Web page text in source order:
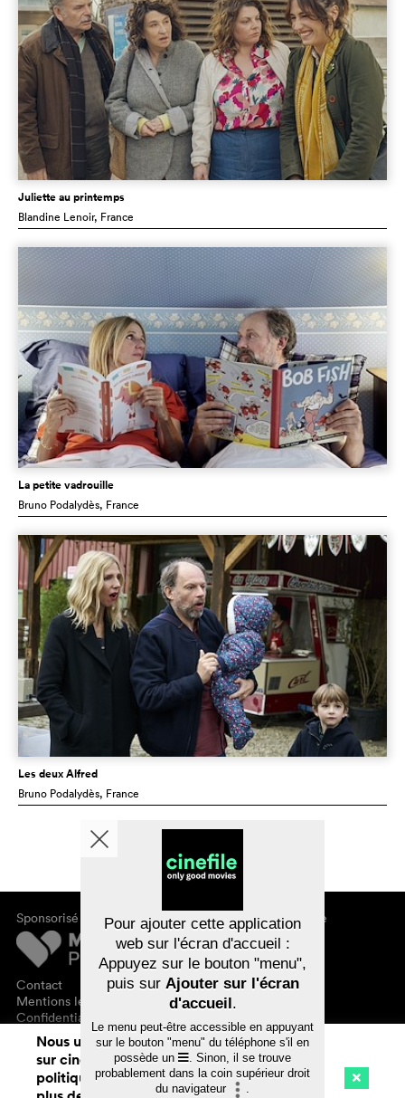
Juliette au printemps
Blandine Lenoir, France
La petite vadrouille
Bruno Podalydès, France
Les deux Alfred
Bruno Podalydès, France
Sponsorisé par
Contact
Mentions légales
Confidentialité des données
À propos de cinefile
S'inscrire/s'abonner
Newsletter
FAQ
Bons-cadeaux
Nous utilisons des cookies. En naviguant
sur cinefile.ch, vous acceptez notre
politique d'utilisation des cookies. Pour
Pour ajouter cette application
web sur l'écran d'accueil :
Appuyez sur le bouton "menu",
puis sur Ajouter sur l'écran
d'accueil.
Le menu peut-être accessible en appuyant
sur le bouton "menu" du téléphone s'il en
possède un
. Sinon, il se trouve
probablement dans la coin supérieur droit
du navigateur
.